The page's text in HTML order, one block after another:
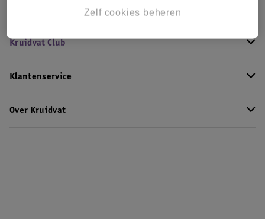
Kruidvat Club
Klantenservice
Over Kruidvat
Zelf cookies beheren